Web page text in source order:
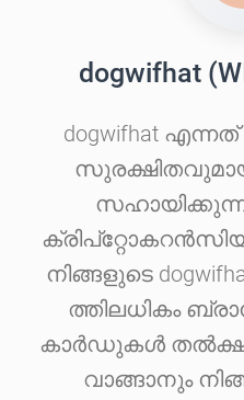
dogwifhat
dogwifhat
നിങ്ങളുടെ
ത്തിലധികം
കാർഡുകൾ
വാങ്ങാനും